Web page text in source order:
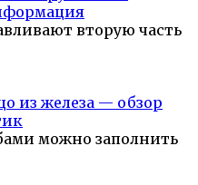
вторую часть
из железа — обзор
можно заполнить